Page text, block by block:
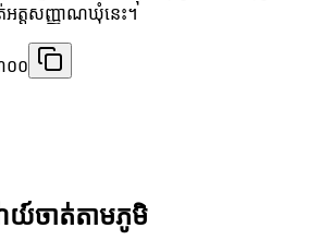
ត្តសញ្ញាណឃុំនេះ។
០០
ចាត់តាមភូមិ